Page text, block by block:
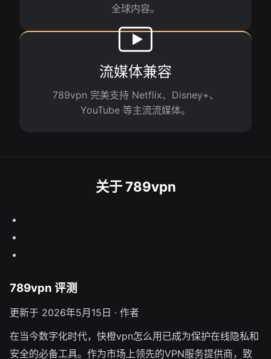
全球内容。
流媒体兼容
789vpn 完美支持 Netflix、Disney+、
YouTube 等主流流媒体。
关于 789vpn
789vpn 评测
更新于 2026年5月15日 · 作者
在当今数字化时代，快橙vpn怎么用已成为保护在线隐私和
安全的必备工具。作为市场上领先的VPN服务提供商，致